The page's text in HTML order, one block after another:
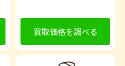
買取価格を調べる